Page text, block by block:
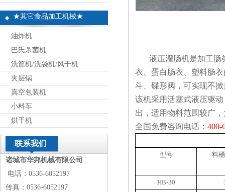
★其它食品加工机械★
油炸机
巴氏杀菌机
洗筐机/洗袋机/风干机
夹层锅
真空包装机
小料车
烘干机
联系我们
诸城市华邦机械有限公司
电话：0536-6052197
传真：0536-6052197
液压灌肠机是加工肠
衣、蛋白肠衣、塑料肠
斗、碟形阀，可实现不
该机采用活塞式液压驱
出，适用物料范围较广
全国免费咨询电话： 400-
型号 料
HB-30